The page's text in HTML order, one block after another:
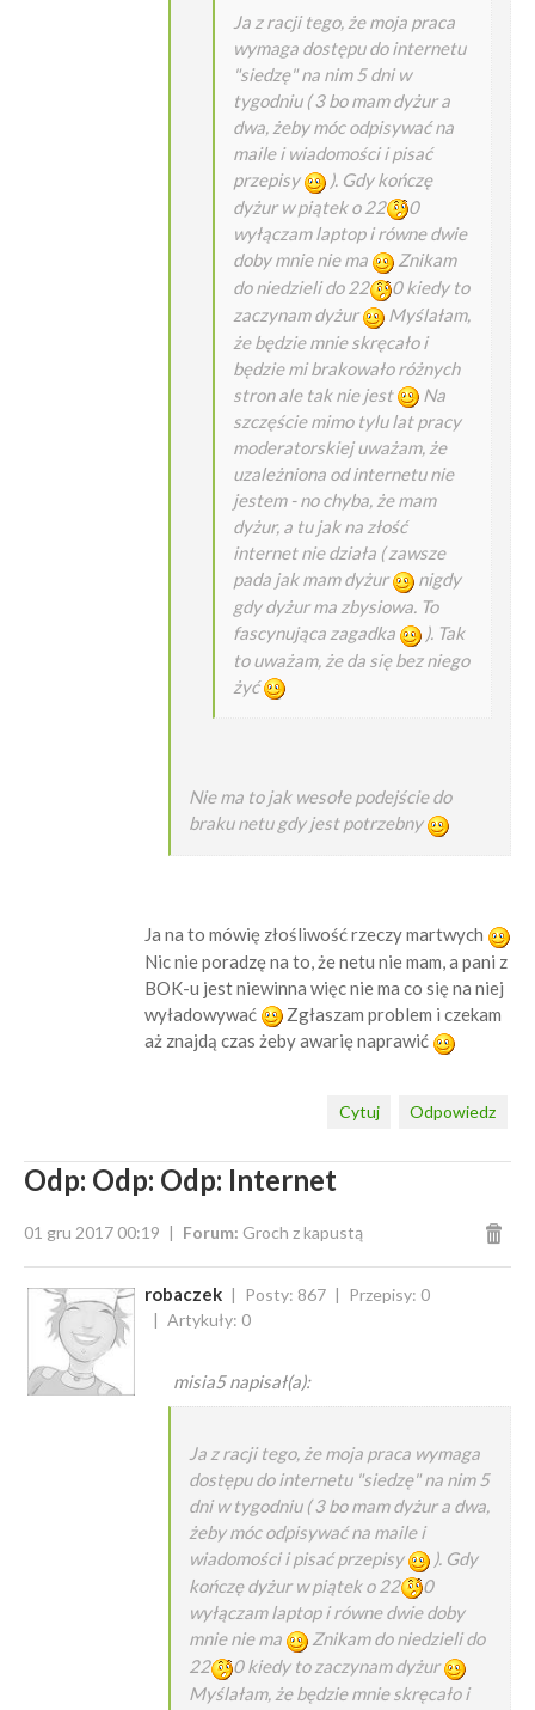
Ja z racji tego, że moja praca
wymaga dostępu do internetu
"siedzę" na nim 5 dni w
tygodniu ( 3 bo mam dyżur a
dwa, żeby móc odpisywać na
maile i wiadomości i pisać
przepisy
). Gdy kończę
dyżur w piątek o 22
0
wyłączam laptop i równe dwie
doby mnie nie ma
Znikam
do niedzieli do 22
0 kiedy to
zaczynam dyżur
Myślałam,
że będzie mnie skręcało i
będzie mi brakowało różnych
stron ale tak nie jest
Na
szczęście mimo tylu lat pracy
moderatorskiej uważam, że
uzależniona od internetu nie
jestem - no chyba, że mam
dyżur, a tu jak na złość
internet nie działa ( zawsze
pada jak mam dyżur
nigdy
gdy dyżur ma zbysiowa. To
fascynująca zagadka
). Tak
to uważam, że da się bez niego
żyć
Nie ma to jak wesołe podejście do
braku netu gdy jest potrzebny
Ja na to mówię złośliwość rzeczy martwych
Nic nie poradzę na to, że netu nie mam, a pani z
BOK-u jest niewinna więc nie ma co się na niej
wyładowywać
Zgłaszam problem i czekam
aż znajdą czas żeby awarię naprawić
Odpowiedz
Cytuj
Odp: Odp: Odp: Internet
01 gru 2017 00:19 Forum: Groch z kapustą
robaczek Posty: 867
Przepisy: 0
Artykuły: 0
misia5 napisał(a):
Ja z racji tego, że moja praca wymaga
dostępu do internetu "siedzę" na nim 5
dni w tygodniu ( 3 bo mam dyżur a dwa,
żeby móc odpisywać na maile i
wiadomości i pisać przepisy
). Gdy
kończę dyżur w piątek o 22
0
wyłączam laptop i równe dwie doby
mnie nie ma
Znikam do niedzieli do
22
0 kiedy to zaczynam dyżur
Myślałam, że będzie mnie skręcało i